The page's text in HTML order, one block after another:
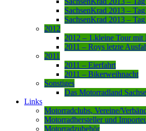
SachsenKrad 2013 –
SachsenKrad 2013 –
2012
2012 – 1.kleine Tour mit
2011 – Roys letzte
2011
2011 – Eierfahrt
2011 – Bikerweihnacht
Sonstiges
Das Motorradland
Links
Motorradclubs, Vereine/
Motorradhersteller und
Motorradzubehör